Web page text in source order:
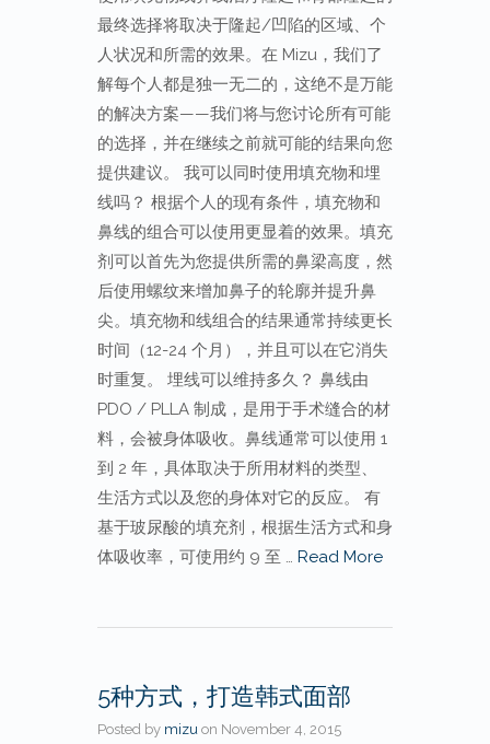
最终选择将取决于隆起/凹陷的区域、个
人状况和所需的效果。在 Mizu，我们了
解每个人都是独一无二的，这绝不是万能
的解决方案——我们将与您讨论所有可能
的选择，并在继续之前就可能的结果向您
提供建议。 我可以同时使用填充物和埋
线吗？ 根据个人的现有条件，填充物和
鼻线的组合可以使用更显着的效果。填充
剂可以首先为您提供所需的鼻梁高度，然
后使用螺纹来增加鼻子的轮廓并提升鼻
尖。填充物和线组合的结果通常持续更长
时间（12-24 个月），并且可以在它消失
时重复。 埋线可以维持多久？ 鼻线由
PDO / PLLA 制成，是用于手术缝合的材
料，会被身体吸收。鼻线通常可以使用 1
到 2 年，具体取决于所用材料的类型、
生活方式以及您的身体对它的反应。 有
基于玻尿酸的填充剂，根据生活方式和身
体吸收率，可使用约 9 至 … Read More
5种方式，打造韩式面部
Posted by mizu on November 4, 2015